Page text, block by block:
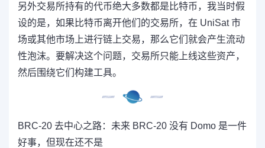
另外交易所持有的代币绝大多数都是比特币，我当时假
设的是，如果比特币离开他们的交易所，在 UniSat 市
场或其他市场上进行链上交易，那么它们就会产生流动
性泡沫。要解决这个问题，交易所只能上线这些资产，
然后围绕它们构建工具。
BRC-20 去中心之路：未来 BRC-20 没有 Domo 是一件
好事，但现在还不是